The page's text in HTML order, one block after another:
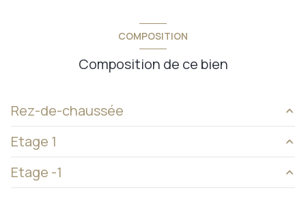
COMPOSITION
Composition de ce bien
Rez-de-chaussée
entrée
chambre
15 m²
Etage 1
cuisine
Etage -1